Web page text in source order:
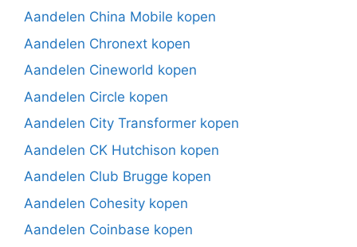
Aandelen China Mobile kopen
Aandelen Chronext kopen
Aandelen Cineworld kopen
Aandelen Circle kopen
Aandelen City Transformer kopen
Aandelen CK Hutchison kopen
Aandelen Club Brugge kopen
Aandelen Cohesity kopen
Aandelen Coinbase kopen